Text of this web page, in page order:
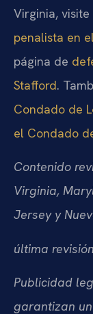
Virginia,
penalista en
página de
Stafford.
Condado de
el Condado
Contenido
Virginia,
Jersey y
última
Publicidad
garantizan